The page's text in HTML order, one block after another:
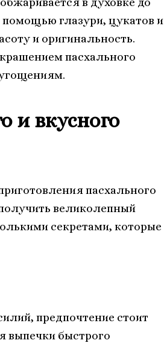
глазури, цукатов и
и оригинальность.
пасхального
и вкусного
пасхального
великолепный
секретами, которые
предпочтение стоит
выпечки быстрого